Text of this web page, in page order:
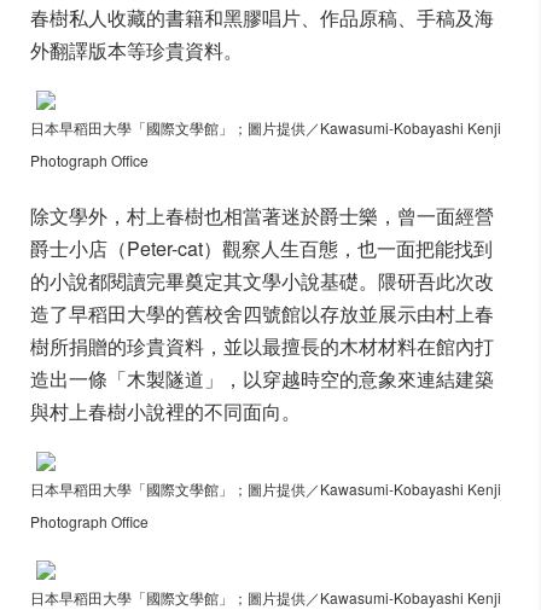
春樹私人收藏的書籍和黑膠唱片、作品原稿、手稿及海
外翻譯版本等珍貴資料。
日本早稻田大學「國際文學館」；圖片提供／Kawasumi-Kobayashi Kenji
Photograph Office
除文學外，村上春樹也相當著迷於爵士樂，曾一面經營
爵士小店（Peter-cat）觀察人生百態，也一面把能找到
的小說都閱讀完畢奠定其文學小說基礎。隈研吾此次改
造了早稻田大學的舊校舍四號館以存放並展示由村上春
樹所捐贈的珍貴資料，並以最擅長的木材材料在館內打
造出一條「木製隧道」，以穿越時空的意象來連結建築
與村上春樹小說裡的不同面向。
日本早稻田大學「國際文學館」；圖片提供／Kawasumi-Kobayashi Kenji
Photograph Office
日本早稻田大學「國際文學館」；圖片提供／Kawasumi-Kobayashi Kenji